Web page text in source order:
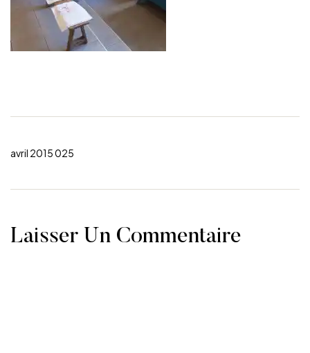
avril 2015 025
Laisser Un Commentaire